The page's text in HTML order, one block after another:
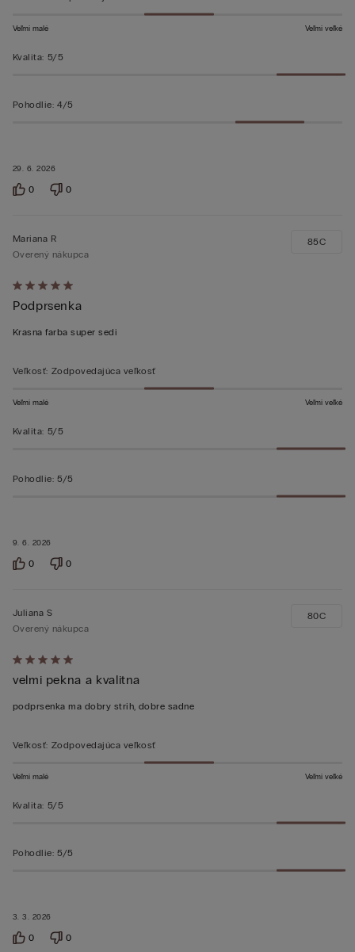
29. 6. 2026
Veľmi malé Veľmi veľké
Kvalita: 5/5
Pohodlie: 4/5
0 0
Hodnotenie:
5
z 5
9. 6. 2026
Mariana R
Overený nákupca
Podprsenka
Krasna farba super sedi
85C
Veľkosť: Zodpovedajúca veľkosť
Veľmi malé Veľmi veľké
Kvalita: 5/5
Pohodlie: 5/5
0 0
Hodnotenie:
5
z 5
3. 3. 2026
Juliana S
Overený nákupca
velmi pekna a kvalitna
podprsenka ma dobry strih, dobre sadne
80C
Veľkosť: Zodpovedajúca veľkosť
Veľmi malé Veľmi veľké
Kvalita: 5/5
Pohodlie: 5/5
0 0